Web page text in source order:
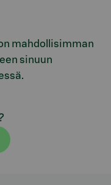
mahdollisimman
sinuun